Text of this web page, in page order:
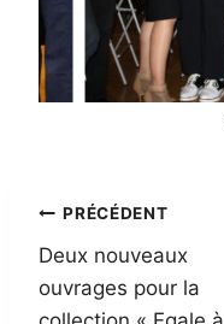
Navigation
de
PRÉCÉDENT
Deux nouveaux
ouvrages pour la